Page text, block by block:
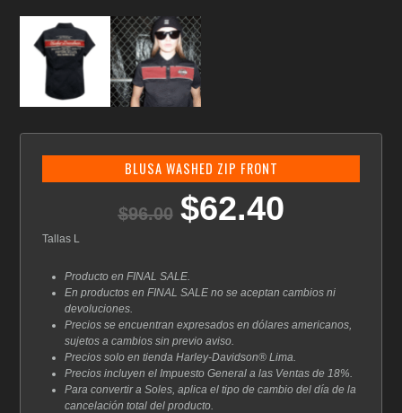
BLUSA WASHED ZIP FRONT
$96.00 El
precio
$96.00.
$62.40El
Tallas L
Producto en FINAL SALE.
En productos en FINAL SALE no se aceptan cambios ni
devoluciones.
Precios se encuentran expresados en dólares americanos,
sujetos a cambios sin previo aviso.
Precios solo en tienda Harley-Davidson® Lima.
Precios incluyen el Impuesto General a las Ventas de 18%.
Para convertir a Soles, aplica el tipo de cambio del día de la
cancelación total del producto.